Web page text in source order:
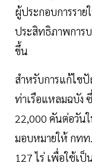
ผู้ประกอบการรา
ประสิทธิภาพการ
ขึ้น
สำหรับการแก้ไข
ท่าเรือแหลมฉบัง
22,000 คันต่อวัน
มอบหมายให้ กทท
127 ไร่ เพื่อใช้เ